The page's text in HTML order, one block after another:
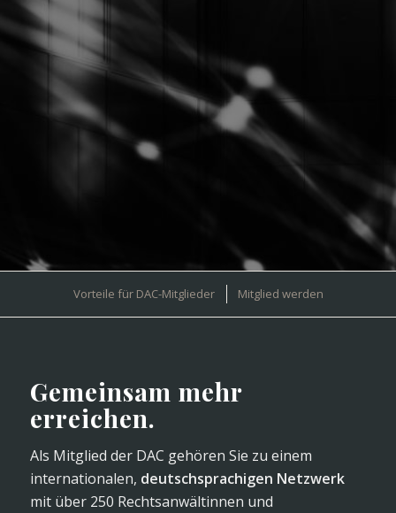
Vorteile für DAC-Mitglieder Mitglied werden
Gemeinsam mehr
erreichen.
Als Mitglied der DAC gehören Sie zu einem
internationalen, deutschsprachigen Netzwerk
mit über 250 Rechtsanwältinnen und